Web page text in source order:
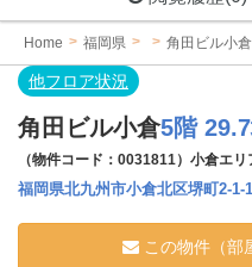
Home 福岡県 角田ビル小倉
他フロア状況
角田ビル小倉5階
（物件コード：0031811）小倉エ
福岡県北九州市小倉北区堺町2-1-1
この物件（部